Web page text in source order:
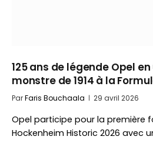
125 ans de légende Opel
monstre de 1914 à la
ParFaris Bouchaala 29 avril 2026
Opel participe pour la première
Hockenheim Historic 2026 avec